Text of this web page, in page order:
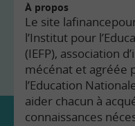
À propos
Le site
l’Institut pour
(IEFP), association
mécénat et agréée
l’Education
aider chacun à
connaissances